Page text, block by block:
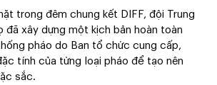
trong đêm chung kết DIFF, đội Trung
đã xây dựng một kịch bản hoàn toàn
pháo do Ban tổ chức cung cấp,
tính của từng loại pháo để tạo nên
sắc.